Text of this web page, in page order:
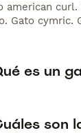
american
Gato cymric.
es un
son